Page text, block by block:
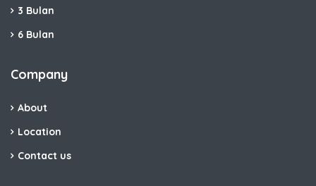
3 Bulan
6 Bulan
Company
About
Location
Contact us